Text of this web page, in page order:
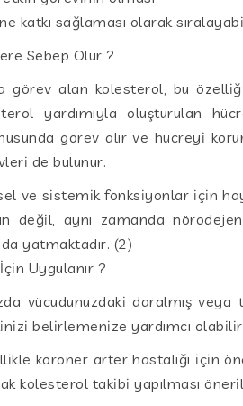
katkı sağlaması olarak
Sebep Olur ?
görev alan kolesterol, bu
yardımıyla oluşturulan
görev alır ve hücreyi
de bulunur.
ve sistemik fonksiyonlar için
değil, aynı zamanda
yatmaktadır. (2)
Uygulanır ?
vücudunuzdaki daralmış
belirlemenize yardımcı
koroner arter hastalığı için
kolesterol takibi yapılması